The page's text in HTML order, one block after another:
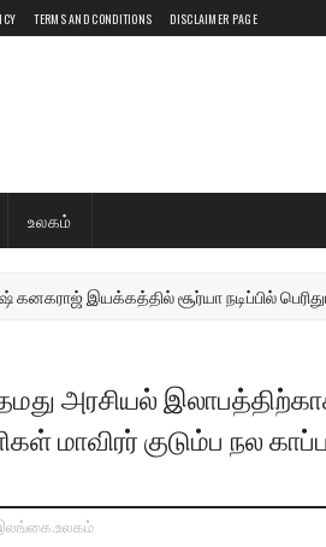
TERMS AND CONDITIONS DISCLAIMER PAGE
உலகம்
சூர்யா நடிப்பில் பெரிதும்
அரசியல்
மாவிரர் குடும்ப நல